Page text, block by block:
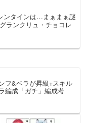
ンタインは…まぁまぁ謎
ランクリュ・チョコレ
フ&ベラが昇級+スキル
編成「ガチ」編成考